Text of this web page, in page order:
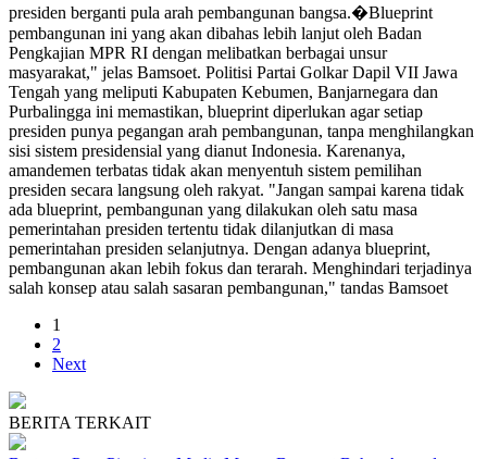
presiden berganti pula arah pembangunan bangsa.�Blueprint
pembangunan ini yang akan dibahas lebih lanjut oleh Badan
Pengkajian MPR RI dengan melibatkan berbagai unsur
masyarakat," jelas Bamsoet. Politisi Partai Golkar Dapil VII Jawa
Tengah yang meliputi Kabupaten Kebumen, Banjarnegara dan
Purbalingga ini memastikan, blueprint diperlukan agar setiap
presiden punya pegangan arah pembangunan, tanpa menghilangkan
sisi sistem presidensial yang dianut Indonesia. Karenanya,
amandemen terbatas tidak akan menyentuh sistem pemilihan
presiden secara langsung oleh rakyat. "Jangan sampai karena tidak
ada blueprint, pembangunan yang dilakukan oleh satu masa
pemerintahan presiden tertentu tidak dilanjutkan di masa
pemerintahan presiden selanjutnya. Dengan adanya blueprint,
pembangunan akan lebih fokus dan terarah. Menghindari terjadinya
salah konsep atau salah sasaran pembangunan," tandas Bamsoet
1
2
Next
BERITA TERKAIT